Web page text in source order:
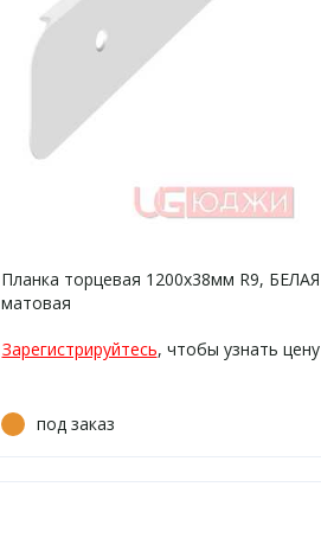
Планка торцевая 1200х38мм R9, БЕЛАЯ
матовая
Зарегистрируйтесь, чтобы узнать цену
под заказ